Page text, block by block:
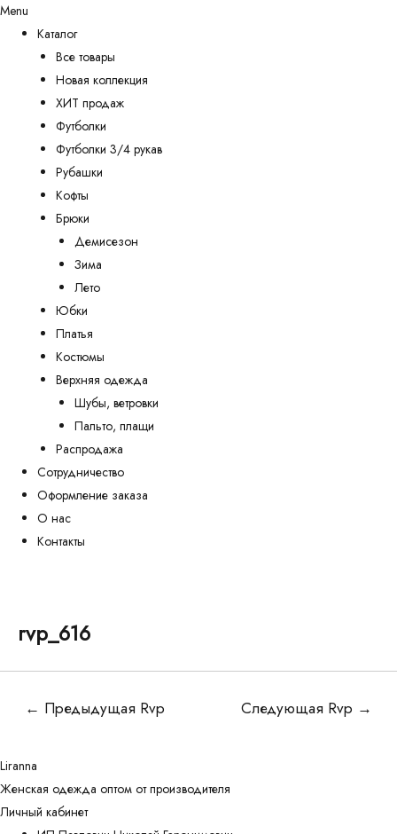
Menu
Каталог
Все товары
Новая коллекция
ХИТ продаж
Футболки
Футболки 3/4 рукав
Рубашки
Кофты
Брюки
Демисезон
Зима
Лето
Юбки
Платья
Костюмы
Верхняя одежда
Шубы, ветровки
Пальто, плащи
Распродажа
Сотрудничество
Оформление заказа
О нас
Контакты
rvp_616
Навигация
← Предыдущая Rvp Следующая Rvp →
Liranna
Женская одежда оптом от производителя
Личный кабинет